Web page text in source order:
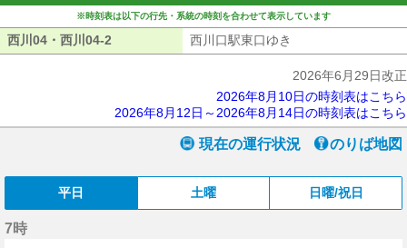
※時刻表は以下の行先・系統の時刻を合わせて表示しています
西川04・西川04-2 西川04・西川04-2西川口駅東口ゆき
2026年6月29日改正
2026年8月10日の時刻表はこちら
2026年8月12日～2026年8月14日の時刻表はこちら
現在の運行状況 のりば地図
平日 土曜 日曜/祝日
7時